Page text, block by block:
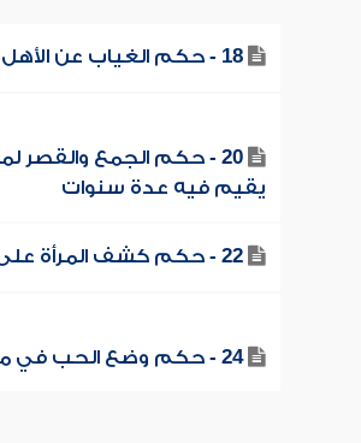
18 - حكم الغياب عن الأهل مع رضاهم بذلك
20 - حكم الجمع والقصر
يقيم فيه عدة سنوات
22 - حكم كشف المرأة على ابن عمها
24 - حكم وضع الحب في مكان معين لصيد الطيور